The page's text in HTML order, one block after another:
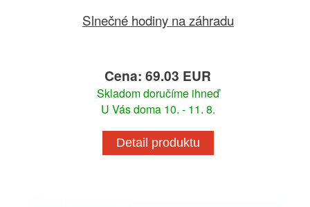
Slnečné hodiny na záhradu
Cena: 69.03 EUR
Skladom doručíme ihneď
U Vás doma 10. - 11. 8.
Detail produktu